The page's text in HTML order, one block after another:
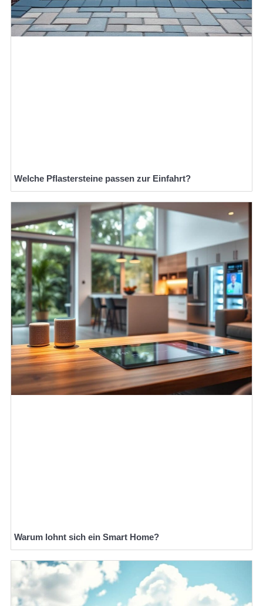
Welche Pflastersteine passen zur Einfahrt?
Warum lohnt sich ein Smart Home?